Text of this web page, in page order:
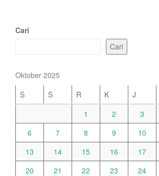
Cari
Cari
Oktober 2025
S
S R K J
1
2 3
6
7 8 9 10
13
14 15 16 17
20
21 22 23 24